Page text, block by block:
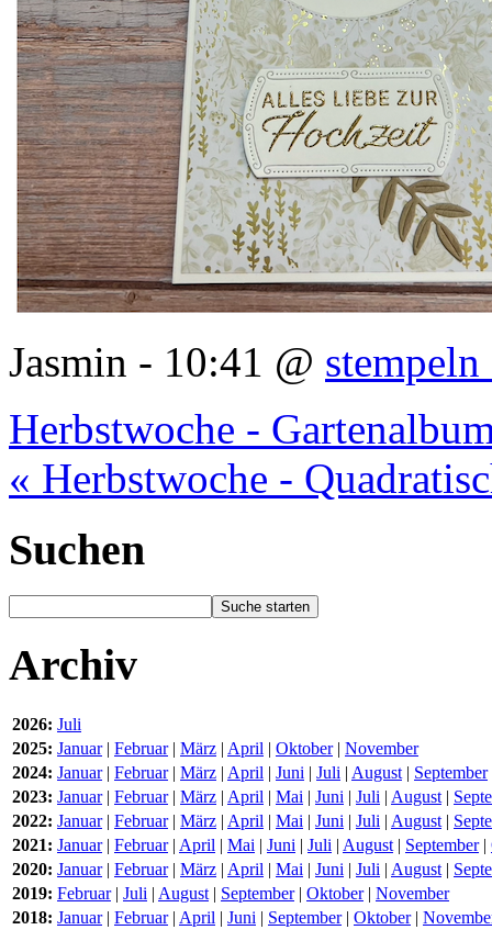
Jasmin - 10:41 @
Herbstwoche -
« Herbstwoche -
Suchen
Archiv
2026: Juli
2025: Januar| Februar| März | April | Oktober| November
2024: Januar| Februar| März | April | Juni | Juli | August | September
2023: Januar| Februar| März | April | Mai | Juni | Juli | August |
2022: Januar| Februar| März | April | Mai | Juni | Juli | August |
2021: Januar| Februar| April | Mai | Juni | Juli | August | September|
2020: Januar| Februar| März | April | Mai | Juni | Juli | August |
2019: Februar| Juli | August | September| Oktober| November
2018: Januar| Februar| April | Juni | September| Oktober|